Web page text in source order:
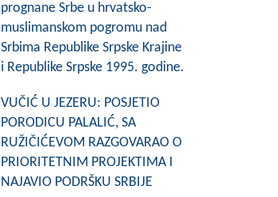
prognane Srbe u hrvatsko-
muslimanskom pogromu nad
Srbima Republike Srpske Krajine
i Republike Srpske 1995. godine.
VUČIĆ U JEZERU: POSJETIO
PORODICU PALALIĆ, SA
RUŽIČIĆEVOM RAZGOVARAO O
PRIORITETNIM PROJEKTIMA I
NAJAVIO PODRŠKU SRBIJE